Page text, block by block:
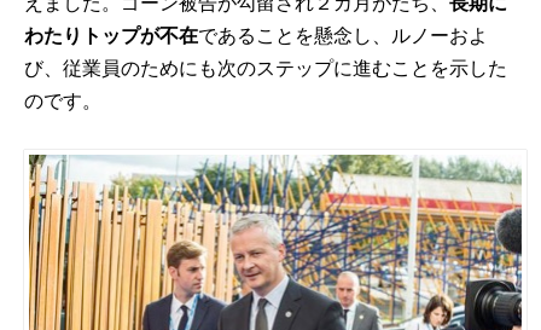
わたりトップが不在であることを懸念し、ルノーおよ
び、従業員のためにも次のステップに進むことを示した
のです。